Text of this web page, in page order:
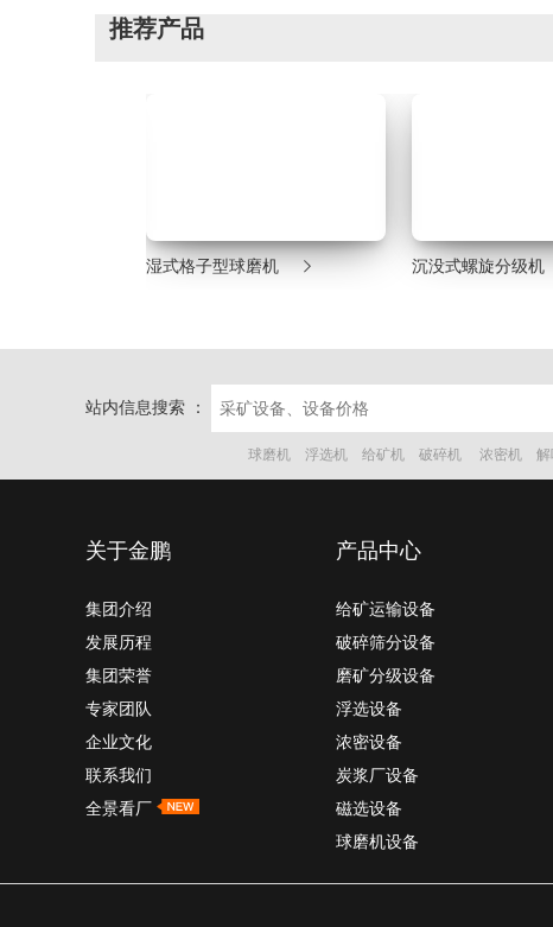
推荐产品
湿式格子型球磨机  沉没式螺旋分级机
站内信息搜索 ：
球磨机 浮选机 给矿机 破碎机 浓密机
关于金鹏
集团介绍
发展历程
集团荣誉
专家团队
企业文化
联系我们
全景看厂
产品中心
给矿运输设备
破碎筛分设备
磨矿分级设备
浮选设备
浓密设备
炭浆厂设备
磁选设备
球磨机设备